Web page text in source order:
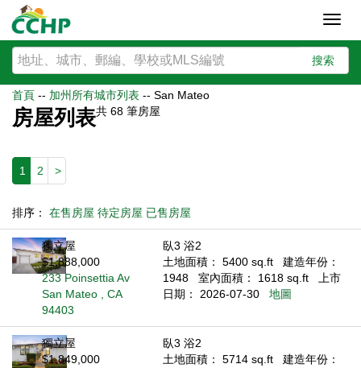
搜索
首頁 -- 加州所有城市列表 -- San Mateo
房屋列表共 68 筆房屋
1 2 >
排序： 在售房屋 待定房屋 已售房屋
獨立屋
$1,888,000
233 Poinsettia Av
San Mateo , CA
94403
臥3 浴2
土地面積： 5400 sq.ft
建造年份：
1948
室內面積： 1618 sq.ft
上市
日期： 2026-07-30
地圖
獨立屋
$1,849,000
臥3 浴2
土地面積： 5714 sq.ft
建造年份：